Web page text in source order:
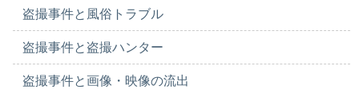
盗撮事件と風俗トラブル
盗撮事件と盗撮ハンター
盗撮事件と画像・映像の流出